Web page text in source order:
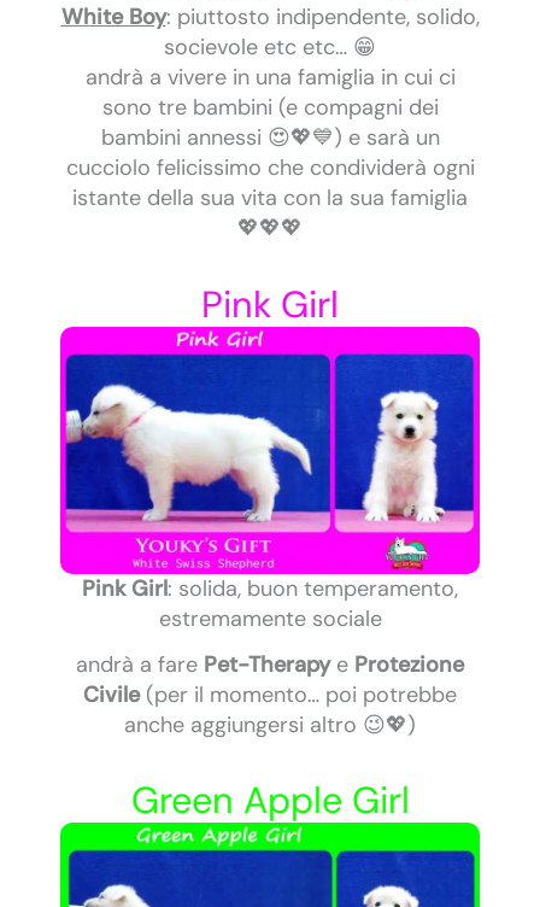
White Boy: piuttosto indipendente, solido,
socievole etc etc… 😁
andrà a vivere in una famiglia in cui ci
sono tre bambini (e compagni dei
bambini annessi 😍💖💙) e sarà un
cucciolo felicissimo che condividerà ogni
istante della sua vita con la sua famiglia
💖💖💖
Pink Girl
Pink Girl: solida, buon temperamento,
estremamente sociale
andrà a fare Pet-Therapye Protezione
Civile(per il momento… poi potrebbe
anche aggiungersi altro 😉💖)
Green Apple Girl